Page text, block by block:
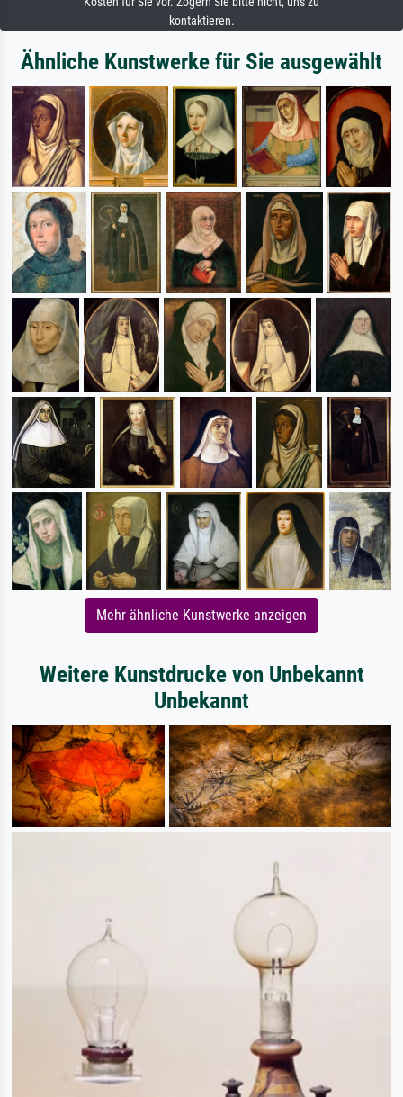
kontaktieren.
Ähnliche Kunstwerke für Sie ausgewählt
Mehr ähnliche Kunstwerke anzeigen
Weitere Kunstdrucke von Unbekannt
Unbekannt